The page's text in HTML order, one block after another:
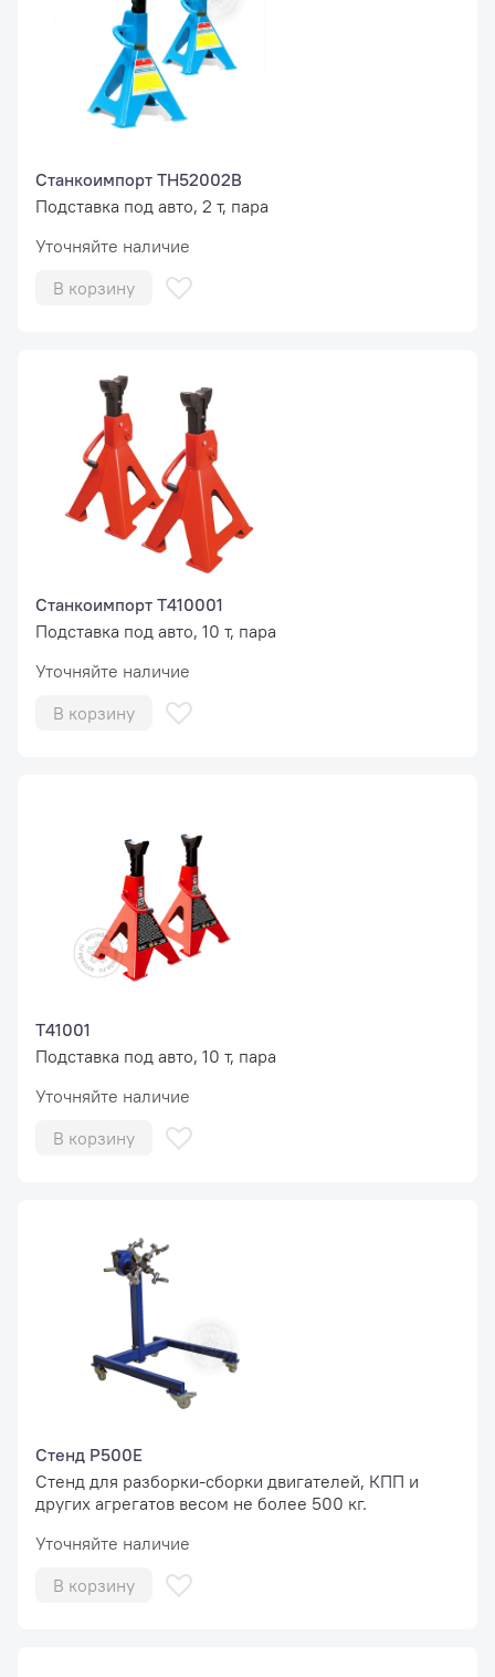
Станкоимпорт TH52002B
Подставка под авто, 2 т, пара
Уточняйте наличие
В корзину
Станкоимпорт T410001
Подставка под авто, 10 т, пара
Уточняйте наличие
В корзину
T41001
Подставка под авто, 10 т, пара
Уточняйте наличие
В корзину
Стенд Р500Е
Стенд для разборки-сборки двигателей, КПП и
других агрегатов весом не более 500 кг.
Уточняйте наличие
В корзину